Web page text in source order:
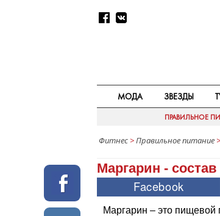
МОДА ЗВЕЗДЫ
ПРАВИЛЬНОЕ
Фитнес >Правильное питание >
Маргарин - состав
Маргарин – это пищевой